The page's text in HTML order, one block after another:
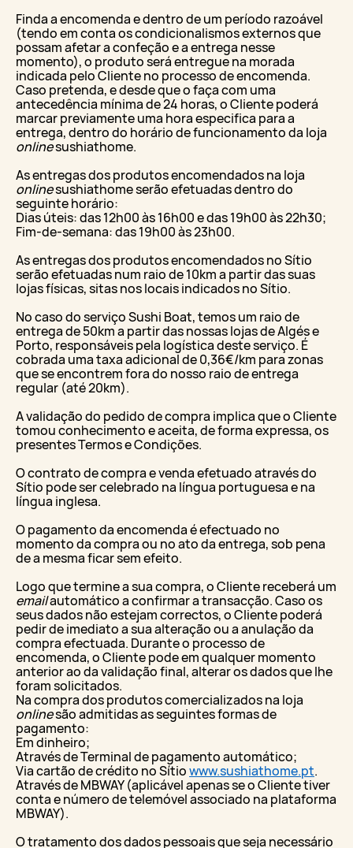
Finda a encomenda e dentro de um período razoável
(tendo em conta os condicionalismos externos que
possam afetar a confeção e a entrega nesse
momento), o produto será entregue na morada
indicada pelo Cliente no processo de encomenda.
Caso pretenda, e desde que o faça com uma
antecedência mínima de 24 horas, o Cliente poderá
marcar previamente uma hora especifica para a
entrega, dentro do horário de funcionamento da loja
onlinesushiathome.
As entregas dos produtos encomendados na loja
onlinesushiathome serão efetuadas dentro do
seguinte horário:
Dias úteis: das 12h00 às 16h00 e das 19h00 às 22h30;
Fim-de-semana: das 19h00 às 23h00.
As entregas dos produtos encomendados no Sítio
serão efetuadas num raio de 10km a partir das suas
lojas físicas, sitas nos locais indicados no Sítio.
No caso do serviço Sushi Boat, temos um raio de
entrega de 50km a partir das nossas lojas de Algés e
Porto, responsáveis pela logística deste serviço. É
cobrada uma taxa adicional de 0,36€/km para zonas
que se encontrem fora do nosso raio de entrega
regular (até 20km).
A validação do pedido de compra implica que o Cliente
tomou conhecimento e aceita, de forma expressa, os
presentes Termos e Condições.
O contrato de compra e venda efetuado através do
Sítio pode ser celebrado na língua portuguesa e na
língua inglesa.
O pagamento da encomenda é efectuado no
momento da compra ou no ato da entrega, sob pena
de a mesma ficar sem efeito.
Logo que termine a sua compra, o Cliente receberá um
emailautomático a confirmar a transacção. Caso os
seus dados não estejam correctos, o Cliente poderá
pedir de imediato a sua alteração ou a anulação da
compra efectuada. Durante o processo de
encomenda, o Cliente pode em qualquer momento
anterior ao da validação final, alterar os dados que lhe
foram solicitados.
Na compra dos produtos comercializados na loja
onlinesão admitidas as seguintes formas de
pagamento:
Em dinheiro;
Através de Terminal de pagamento automático;
Via cartão de crédito no Sítiowww.sushiathome.pt.
Através de MBWAY (aplicável apenas se o Cliente tiver
conta e número de telemóvel associado na plataforma
MBWAY).
O tratamento dos dados pessoais que seja necessário